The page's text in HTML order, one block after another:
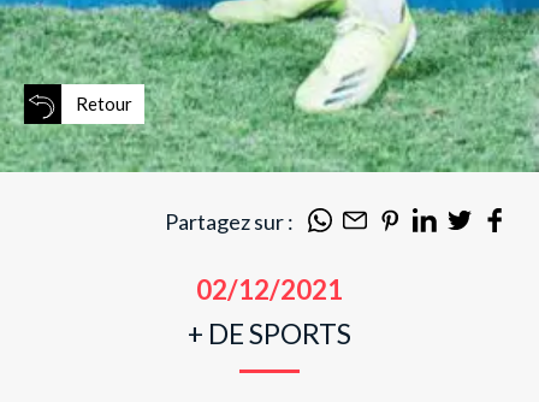
Retour
Partagez sur :
02/12/2021
+ DE SPORTS